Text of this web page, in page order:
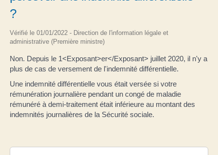
?
Vérifié le 01/01/2022 - Direction de l'information légale et
administrative (Première ministre)
Non. Depuis le 1<Exposant>er</Exposant> juillet 2020, il n'y a
plus de cas de versement de l'indemnité différentielle.
Une indemnité différentielle vous était versée si votre
rémunération journalière pendant un congé de maladie
rémunéré à demi-traitement était inférieure au montant des
indemnités journalières de la Sécurité sociale.